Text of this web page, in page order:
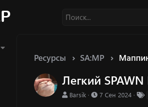
Ресурсы SA:MP
Легкий
А
Barsik
Д
7 Сен 2024